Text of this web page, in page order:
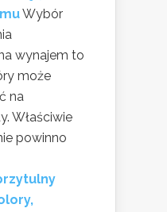
Wybór
wynajem to
może
na
Właściwie
powinno